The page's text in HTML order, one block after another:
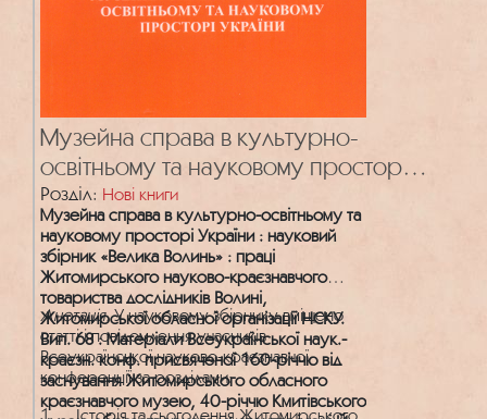
Музейна справа в культурно-
освітньому та науковому просторі
України : науковий збірник «Велика
Волинь»
Розділ: Нові книги
Музейна справа в культурно-освітньому та
науковому просторі України : науковий
збірник «Велика Волинь» : праці
Житомирського науково-краєзнавчого
товариства дослідників Волині,
Житомирської обласної організації НСКУ.
Вип. 68 : Матеріали Всеукраїнської наук.-
краєзн. конф. присвяченої 160-річчю від
заснування Житомирського обласного
краєзнавчого музею, 40-річчю Кмитівського
Анотація.У науковому збірнику вміщено
статті і повідомлення учасників
Всеукраїнської науково-краєзнавчої
конференції за розділами:
1. Історія та сьогодення Житомирського